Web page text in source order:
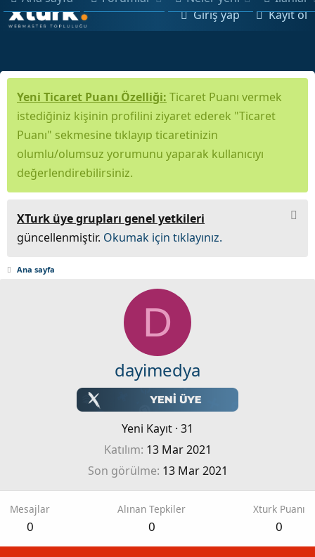
Giriş yap Kayıt ol
Yeni Ticaret Puanı Özelliği: Ticaret Puanı vermek
istediğiniz kişinin profilini ziyaret ederek "Ticaret
Puanı" sekmesine tıklayıp ticaretinizin
olumlu/olumsuz yorumunu yaparak kullanıcıyı
değerlendirebilirsiniz.
XTurk üye grupları genel yetkileri
güncellenmiştir. Okumak için tıklayınız.
Ana sayfa
D
dayimedya
Yeni Kayıt · 31
Katılım 13 Mar 2021
Son görülme 13 Mar 2021
Mesajlar
0
Alınan Tepkiler
0
Xturk Puanı
0